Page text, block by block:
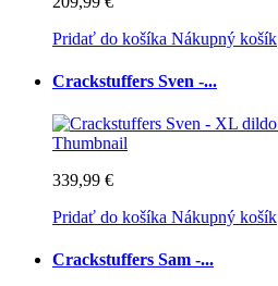
Pridať do košíka Nákupný košík
Crackstuffers Sven -...
339,99 €
Pridať do košíka Nákupný košík
Crackstuffers Sam -...